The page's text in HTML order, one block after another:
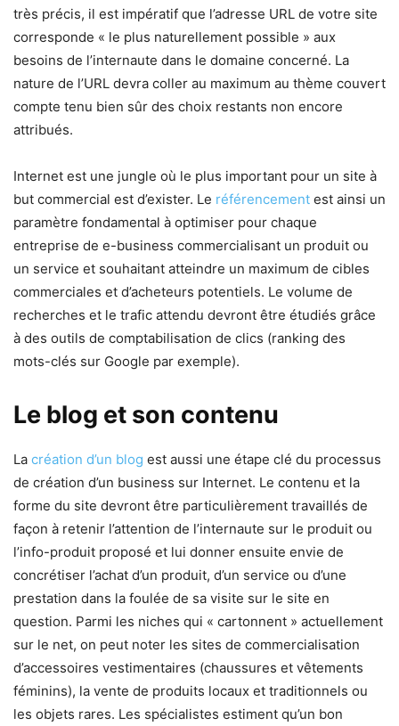
très précis, il est impératif que l’adresse URL de votre site
corresponde « le plus naturellement possible » aux
besoins de l’internaute dans le domaine concerné. La
nature de l’URL devra coller au maximum au thème couvert
compte tenu bien sûr des choix restants non encore
attribués.
Internet est une jungle où le plus important pour un site à
but commercial est d’exister. Le référencement est ainsi un
paramètre fondamental à optimiser pour chaque
entreprise de e-business commercialisant un produit ou
un service et souhaitant atteindre un maximum de cibles
commerciales et d’acheteurs potentiels. Le volume de
recherches et le trafic attendu devront être étudiés grâce
à des outils de comptabilisation de clics (ranking des
mots-clés sur Google par exemple).
Le blog et son contenu
La création d’un blog est aussi une étape clé du processus
de création d’un business sur Internet. Le contenu et la
forme du site devront être particulièrement travaillés de
façon à retenir l’attention de l’internaute sur le produit ou
l’info-produit proposé et lui donner ensuite envie de
concrétiser l’achat d’un produit, d’un service ou d’une
prestation dans la foulée de sa visite sur le site en
question. Parmi les niches qui « cartonnent » actuellement
sur le net, on peut noter les sites de commercialisation
d’accessoires vestimentaires (chaussures et vêtements
féminins), la vente de produits locaux et traditionnels ou
les objets rares. Les spécialistes estiment qu’un bon